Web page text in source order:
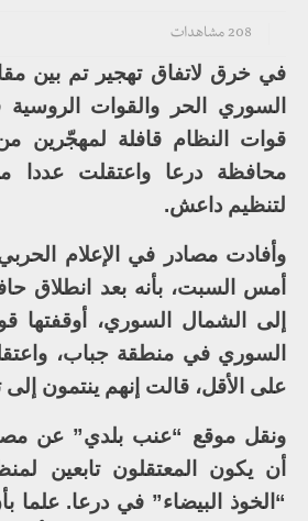
208 مشاهدات
في خرق لاتفاق تهجير تم بين
السوري الحر والقوات
قوات النظام قافلة لمهجّرين
محافظة درعا واعتقلت عددا
لتنظيم داعش.
وأفادت مصادر في الإعلام الحربي
أمس السبت، بأنه بعد انطلاق
إلى الشمال السوري، أوقفتها
السوري في منطقة جباب،
على الأقل، قالت إنهم ينتمون
ونقل موقع “عنب بلدي” عن
أن يكون المعتقلون تابعين
“الخوذ البيضاء” في درعا. علما